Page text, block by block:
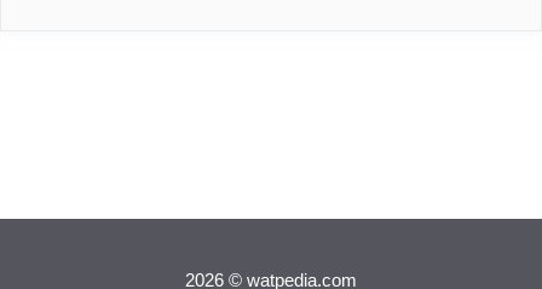
2026 © watpedia.com